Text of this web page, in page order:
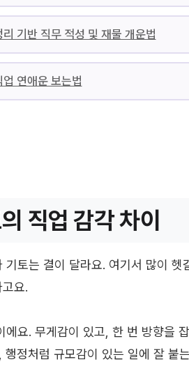
기반 직무 적성 및 재물 개운법
연애운 보는법
직업 감각 차이
기토는 결이 달라요. 여기서 많이
요.
요. 무게감이 있고, 한 번 방향을
정처럼 규모감이 있는 일에 잘 붙